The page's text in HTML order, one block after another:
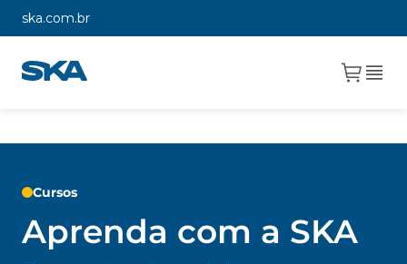
ska.com.br
Cursos
Aprenda com a SKA